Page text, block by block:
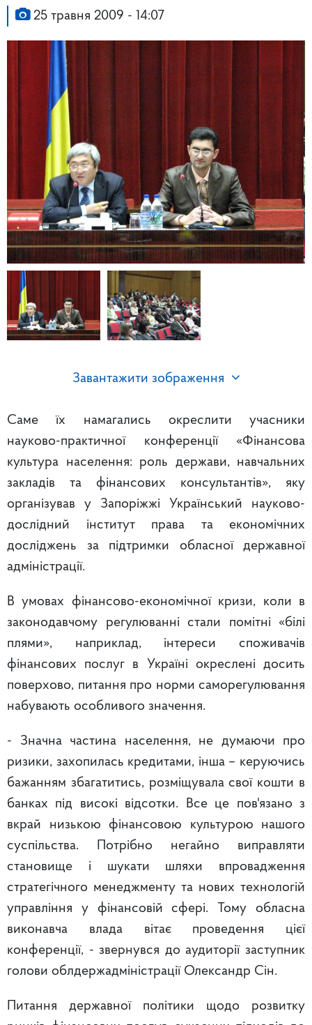
25 травня 2009 - 14:07
Завантажити зображення
Саме їх намагались окреслити учасники
науково-практичної конференції «Фінансова
культура населення: роль держави, навчальних
закладів та фінансових консультантів», яку
організував у Запоріжжі Український науково-
дослідний інститут права та економічних
досліджень за підтримки обласної державної
адміністрації.
В умовах фінансово-економічної кризи, коли в
законодавчому регулюванні стали помітні «білі
плями», наприклад, інтереси споживачів
фінансових послуг в Україні окреслені досить
поверхово, питання про норми саморегулювання
набувають особливого значення.
- Значна частина населення, не думаючи про
ризики, захопилась кредитами, інша – керуючись
бажанням збагатитись, розміщувала свої кошти в
банках під високі відсотки. Все це пов'язано з
вкрай низькою фінансовою культурою нашого
суспільства. Потрібно негайно виправляти
становище і шукати шляхи впровадження
стратегічного менеджменту та нових технологій
управління у фінансовій сфері. Тому обласна
виконавча влада вітає проведення цієї
конференції, - звернувся до аудиторії заступник
голови облдержадміністрації Олександр Сін.
Питання державної політики щодо розвитку